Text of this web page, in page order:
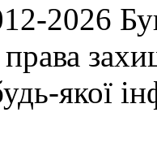
2026
права
якої